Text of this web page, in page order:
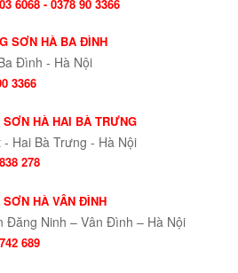
6068 - 0378 90 3366
SƠN HÀ BA ĐÌNH
Đình - Hà Nội
3366
HÀ HAI BÀ TRƯNG
Hai Bà Trưng - Hà Nội
278
HÀ VÂN ĐÌNH
Đăng Ninh – Vân Đình – Hà Nội
689